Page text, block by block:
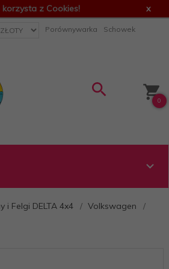
korzysta z Cookies! x
Porównywarka Schowek
0
i Felgi DELTA 4x4 Volkswagen